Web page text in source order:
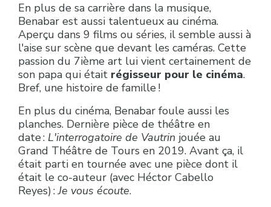
En plus de sa carrière dans la musique,
Benabar est aussi talentueux au cinéma.
Aperçu dans 9 films ou séries, il semble aussi à
l'aise sur scène que devant les caméras. Cette
passion du 7ième art lui vient certainement de
son papa qui était régisseur pour le cinéma.
Bref, une histoire de famille !
En plus du cinéma, Benabar foule aussi les
planches. Dernière pièce de théâtre en
date : L'interrogatoire de Vautrin jouée au
Grand Théâtre de Tours en 2019. Avant ça, il
était parti en tournée avec une pièce dont il
était le co-auteur (avec Héctor Cabello
Reyes) :Je vous écoute.